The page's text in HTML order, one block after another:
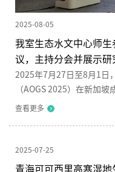
2025-08-05
我室生态水文中心师生
议，主持分会并展示研
2025年7月27日至8月1日
（AOGS 2025）在新加
气科学、水文科学、生物
员联合美国路易斯安那州
查看更多
2025-07-25
青海可可西里高寒湿地生